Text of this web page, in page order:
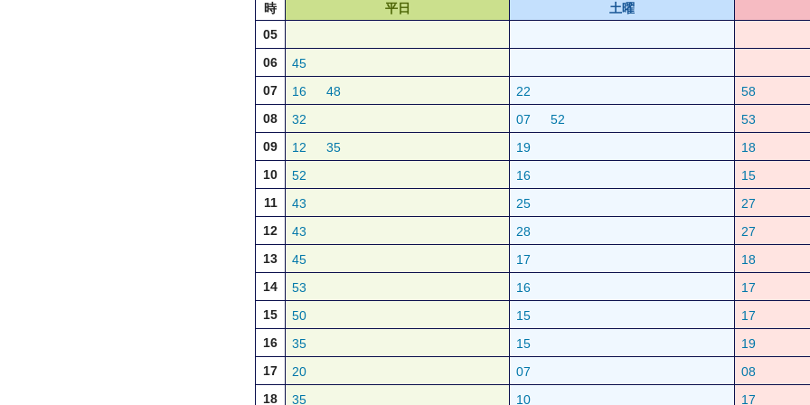
時 平日 土曜
05
06
45
07
16 48 22
58
08
32 07 52
53
09
12 35 19
18
10
52 16
15
11
43 25
27
12
43 28
27
13
45 17
18
14
53 16
17
15
50 15
17
16
35 15
19
17
20 07
08
18
35 10 17